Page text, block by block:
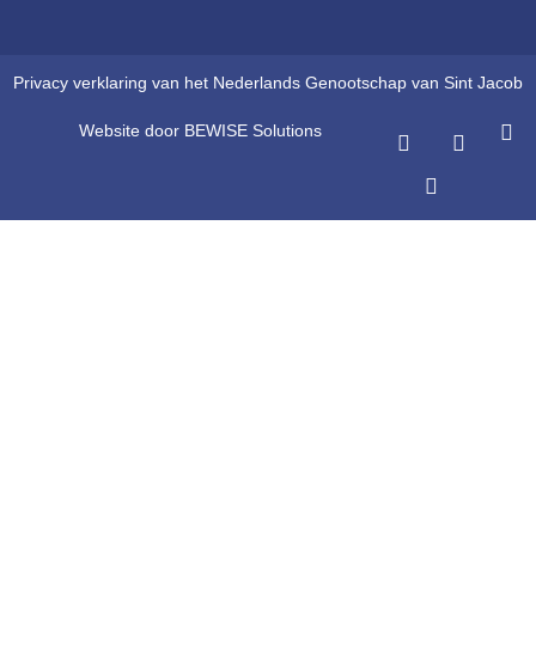
Privacy verklaring van het Nederlands Genootschap van Sint Jacob
Website door BEWISE Solutions